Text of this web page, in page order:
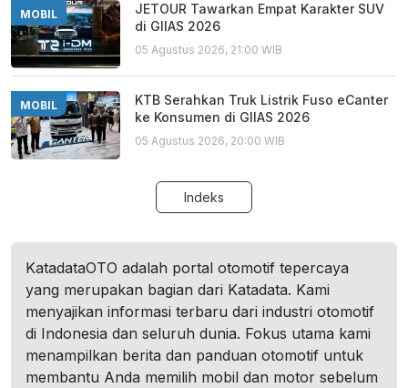
MOBIL
JETOUR Tawarkan Empat Karakter SUV
di GIIAS 2026
05 Agustus 2026, 21:00 WIB
MOBIL
KTB Serahkan Truk Listrik Fuso eCanter
ke Konsumen di GIIAS 2026
05 Agustus 2026, 20:00 WIB
Indeks
KatadataOTO adalah portal otomotif tepercaya
yang merupakan bagian dari Katadata. Kami
menyajikan informasi terbaru dari industri otomotif
di Indonesia dan seluruh dunia. Fokus utama kami
menampilkan berita dan panduan otomotif untuk
membantu Anda memilih mobil dan motor sebelum